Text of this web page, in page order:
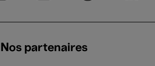
Nos partenaires